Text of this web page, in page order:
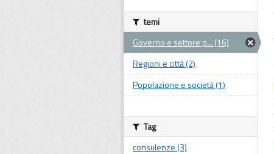
temi
Governo e settore p... (16)
Regioni e città (2)
Popolazione e società (1)
Tag
consulenze (3)